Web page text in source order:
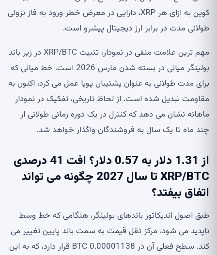
کوین به ازای هر XRP، دارایی در معرض خطر ورود به فاز نزولی
طولانی مدت در برابر ارز دیجیتال پیشرو است.
مهم ترین علامت منفی در نمودار، تثبیت XRP/BTC در زیر باند
بولینگر میانی در بسته شدن مارس 2026 است. خط میانی که
برای مدت طولانی به عنوان پشتیبان پویا عمل می کرد، اکنون به
مقاومت تبدیل شده است. از لحاظ تاریخی، تفکیک در نمودار
ماهانه نشان می دهد که کنترل در یک دوره زمانی طولانی از
چند ماه تا یک سال به فروشندگان واگذار خواهد شد.
از 1.31 دلار به 0.57 دلار؟ افت 41 درصدی
XRP/BTC تا سال 2027 چگونه می تواند
اتفاق بیفتد؟
طبق اصول اندیکاتور باندهای بولینگر، هنگامی که خط وسط
ناپدید می شود، مرکز ثقل قیمت به سمت باند پایین تغییر می
کند. سطح فعلی آن در 0.00001138 BTC قرار دارد، که به این